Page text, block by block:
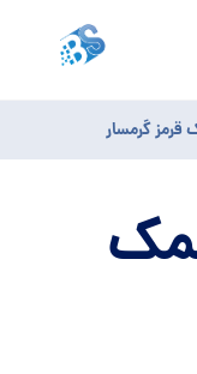
گرمسار